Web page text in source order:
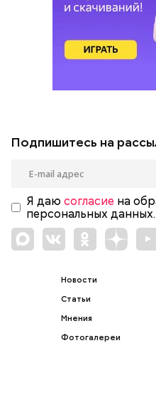
Подпишитесь на
Я даю согласие на
персональных данных.
Новости
Статьи
Мнения
Фотогалереи